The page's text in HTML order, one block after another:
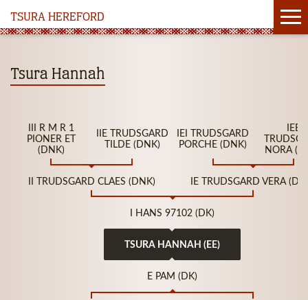
TSURA HEREFORD
Tsura Hannah
III R M R 1
PIONER ET
(DNK)
IIE TRUDSGARD
TILDE (DNK)
IEI TRUDSGARD
PORCHE (DNK)
IEE
NORA
II TRUDSGARD CLAES (DNK) IE TRUDSGARD VERA
I HANS 97102 (DK)
TSURA HANNAH (EE)
E PAM (DK)